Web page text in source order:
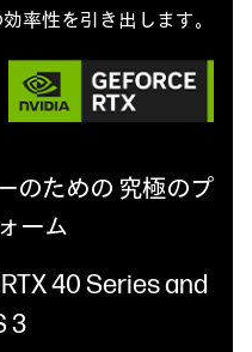
率性を引き出します。
のための 究極のプ
ーム
40 Series and
3